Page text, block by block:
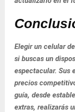
Elegir un celular
si buscas un
espectacular. Sus
precios
guía, desde
extras, realizarás